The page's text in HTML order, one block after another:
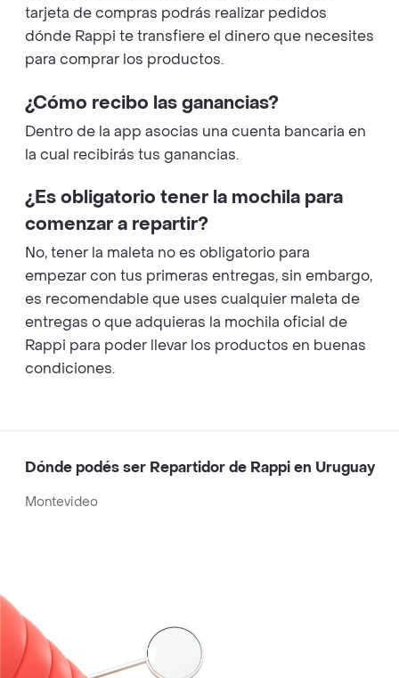
tarjeta de compras podrás realizar pedidos
dónde Rappi te transfiere el dinero que necesites
para comprar los productos.
¿Cómo recibo las ganancias?
Dentro de la app asocias una cuenta bancaria en
la cual recibirás tus ganancias.
¿Es obligatorio tener la mochila para
comenzar a repartir?
No, tener la maleta no es obligatorio para
empezar con tus primeras entregas, sin embargo,
es recomendable que uses cualquier maleta de
entregas o que adquieras la mochila oficial de
Rappi para poder llevar los productos en buenas
condiciones.
Dónde podés ser Repartidor de Rappi en Uruguay
Montevideo